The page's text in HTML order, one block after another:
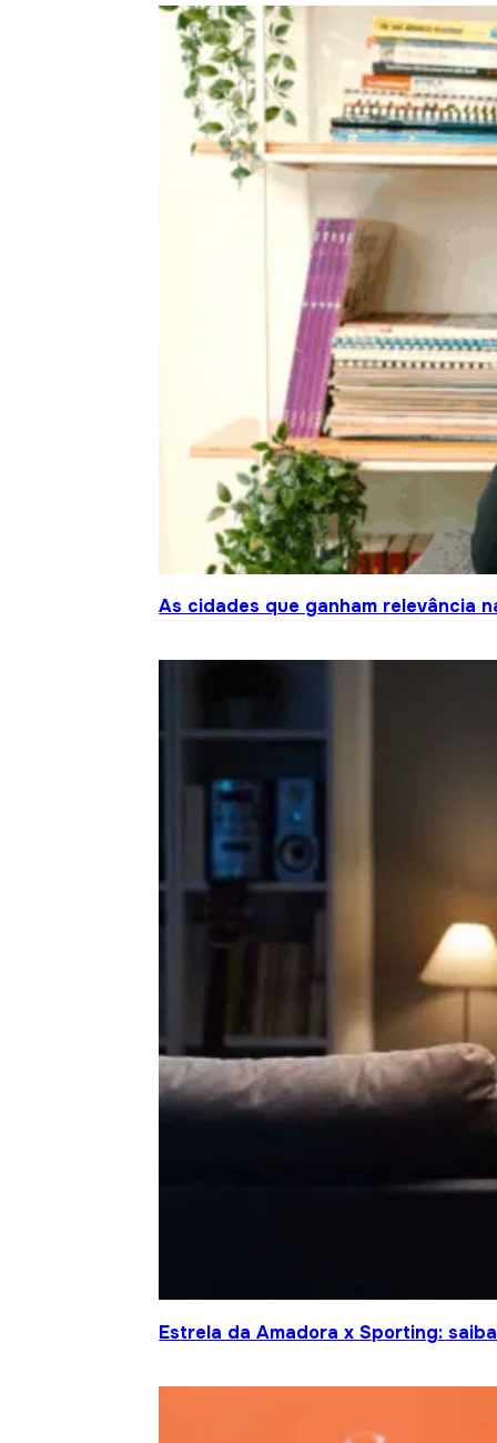
As cidades que ganham relevância
Estrela da Amadora x Sporting: